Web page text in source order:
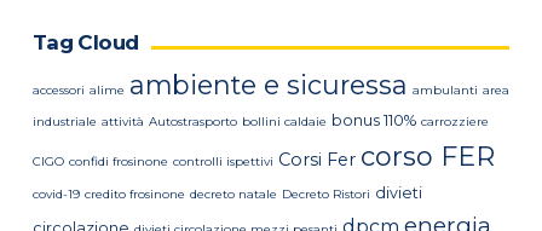
Tag Cloud
accessori alime ambiente e sicuressa ambulanti area
industriale attività Autostrasporto bollini caldaie bonus 110% carrozziere
CIGO confidi frosinone controlli ispettivi Corsi Fer corso FER
covid-19 credito frosinone decreto natale Decreto Ristori divieti